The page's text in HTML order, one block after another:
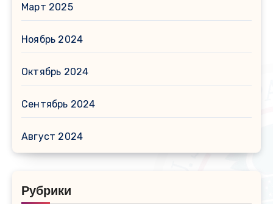
Март 2025
Ноябрь 2024
Октябрь 2024
Сентябрь 2024
Август 2024
Рубрики